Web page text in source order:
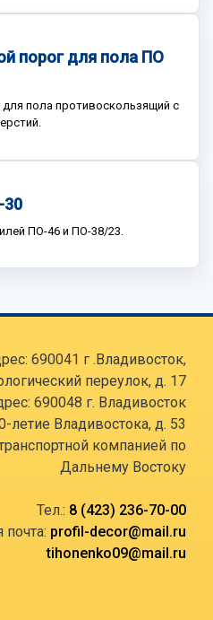
порог для пола ПО
пола противоскользящий с
30
ПО-46 и ПО-38/23.
690041 г .Владивосток,
переулок, д. 17
690048 г. Владивосток
летие Владивостока, д. 53
компанией по
Дальнему Востоку
Тел.: 8 (423) 236-70-00
почта: profil-decor@mail.ru
tihonenko09@mail.ru